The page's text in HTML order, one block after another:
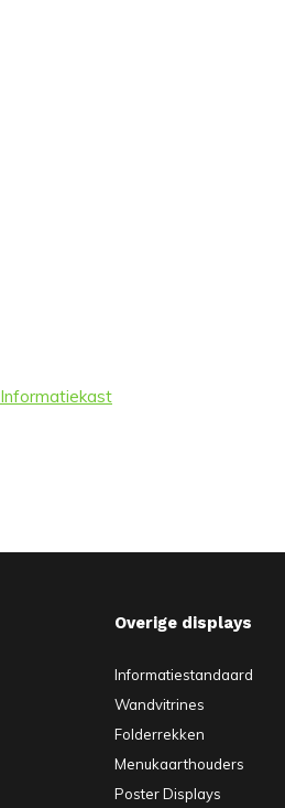
Informatiekast
Overige displays
Informatiestandaard
Wandvitrines
Folderrekken
Menukaarthouders
Poster Displays